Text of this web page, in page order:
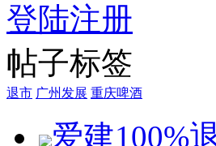
登陆注册
帖子标签
退市 广州发展 重庆啤酒
爱建100%